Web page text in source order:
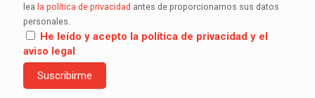
lea la política de privacidad antes de proporcionarnos sus datos
personales.
He leído y acepto la política de privacidad y el
aviso legal